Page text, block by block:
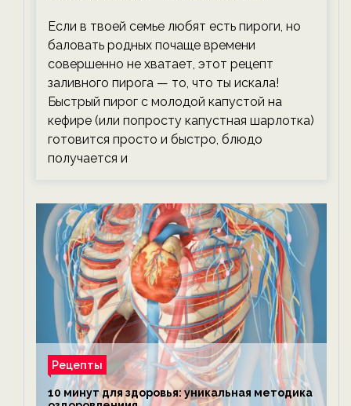
Если в твоей семье любят есть пироги, но
баловать родных почаще времени
совершенно не хватает, этот рецепт
заливного пирога — то, что ты искала!
Быстрый пирог с молодой капустой на
кефире (или попросту капустная шарлотка)
готовится просто и быстро, блюдо
получается и
Рецепты
10 минут для здоровья: уникальная методика